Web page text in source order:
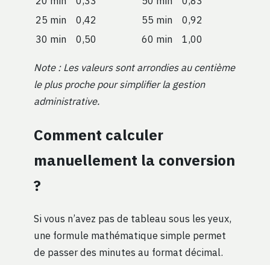
25 min
0,42 55 min
0,92
30 min
0,50 60 min 1,00
Note : Les valeurs sont arrondies au centième
le plus proche pour simplifier la gestion
administrative.
Comment calculer
manuellement la conversion
?
Si vous n’avez pas de tableau sous les yeux,
une formule mathématique simple permet
de passer des minutes au format décimal.